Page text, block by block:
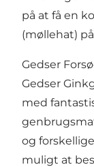
på at få en
(møllehat)
Gedser
Gedser
med
og
muligt at